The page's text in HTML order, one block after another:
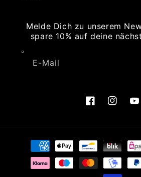
Melde Dich zu unserem
spare 10% auf deine
E-Mail
FacebookInstagram
Zahlungsmethoden